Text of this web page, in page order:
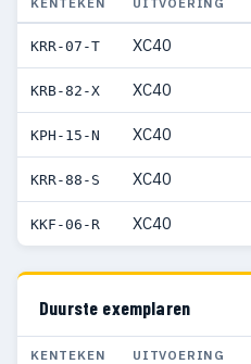
KRR-07-T XC40
KRB-82-X XC40
KPH-15-N XC40
KRR-88-S XC40
KKF-06-R XC40
Duurste exemplaren
KENTEKEN UITVOERING